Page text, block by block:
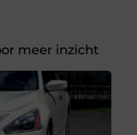
meer inzicht